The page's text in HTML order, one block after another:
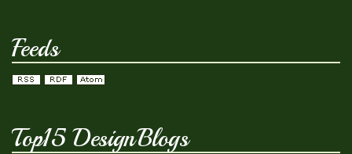
Feeds
Top15 DesignBlogs